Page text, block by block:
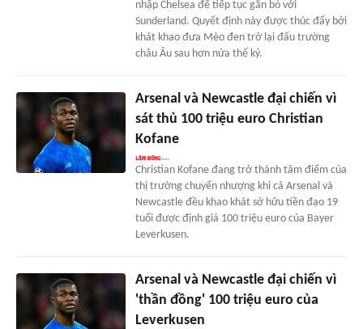
nhập Chelsea để tiếp tục gắn bó với
Sunderland. Quyết định này được thúc đẩy bởi
khát khao đưa Mèo đen trở lại đấu trường
châu Âu sau hơn nửa thế kỷ.
Arsenal và Newcastle đại chiến vì
sát thủ 100 triệu euro Christian
Kofane
Christian Kofane đang trở thành tâm điểm của
thị trường chuyển nhượng khi cả Arsenal và
Newcastle đều khao khát sở hữu tiền đạo 19
tuổi được định giá 100 triệu euro của Bayer
Leverkusen.
Arsenal và Newcastle đại chiến vì
'thần đồng' 100 triệu euro của
Leverkusen